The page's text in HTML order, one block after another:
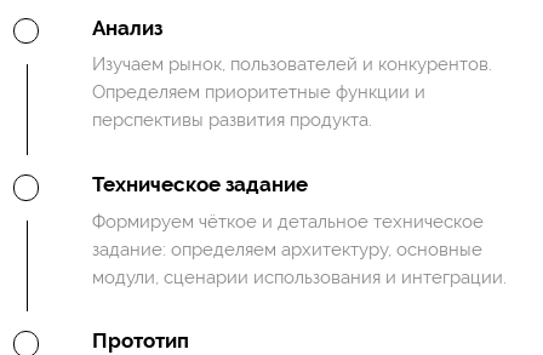
Анализ
Изучаем рынок, пользователей и конкурентов.
Определяем приоритетные функции и
перспективы развития продукта.
Техническое задание
Формируем чёткое и детальное техническое
задание: определяем архитектуру, основные
модули, сценарии использования и интеграции.
Прототип